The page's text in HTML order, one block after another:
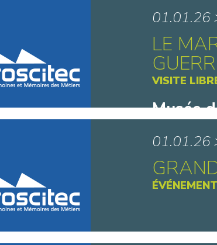
01.01.26
LE
VISITE
Musée
01.01.26
ÉVÉNEMENT